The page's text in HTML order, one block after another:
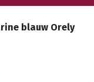
blauw Orely